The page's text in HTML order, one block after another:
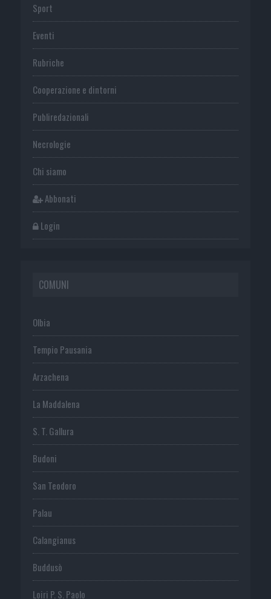
Sport
Eventi
Rubriche
Cooperazione e dintorni
Publiredazionali
Necrologie
Chi siamo
Abbonati
Login
COMUNI
Olbia
Tempio Pausania
Arzachena
La Maddalena
S. T. Gallura
Budoni
San Teodoro
Palau
Calangianus
Buddusò
Loiri P. S. Paolo